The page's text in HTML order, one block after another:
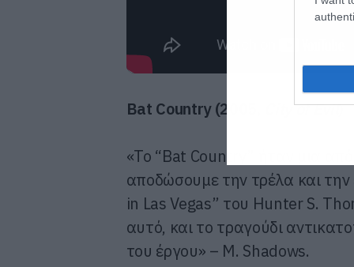
Bat Country (2005, City of Evil)
«Το “Bat Country” ήταν μια από
αποδώσουμε την τρέλα και την
in Las Vegas” του Hunter S.
αυτό, και το τραγούδι
του έργου» – M. Shadows.